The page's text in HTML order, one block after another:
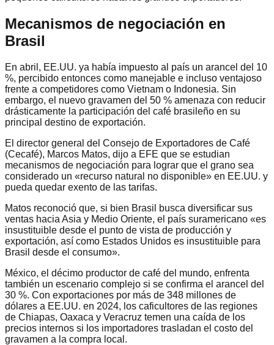
Mecanismos de negociación en
Brasil
En abril, EE.UU. ya había impuesto al país un arancel del 10
%, percibido entonces como manejable e incluso ventajoso
frente a competidores como Vietnam o Indonesia. Sin
embargo, el nuevo gravamen del 50 % amenaza con reducir
drásticamente la participación del café brasileño en su
principal destino de exportación.
El director general del Consejo de Exportadores de Café
(Cecafé), Marcos Matos, dijo a EFE que se estudian
mecanismos de negociación para lograr que el grano sea
considerado un «recurso natural no disponible» en EE.UU. y
pueda quedar exento de las tarifas.
Matos reconoció que, si bien Brasil busca diversificar sus
ventas hacia Asia y Medio Oriente, el país suramericano «es
insustituible desde el punto de vista de producción y
exportación, así como Estados Unidos es insustituible para
Brasil desde el consumo».
México, el décimo productor de café del mundo, enfrenta
también un escenario complejo si se confirma el arancel del
30 %. Con exportaciones por más de 348 millones de
dólares a EE.UU. en 2024, los caficultores de las regiones
de Chiapas, Oaxaca y Veracruz temen una caída de los
precios internos si los importadores trasladan el costo del
gravamen a la compra local.